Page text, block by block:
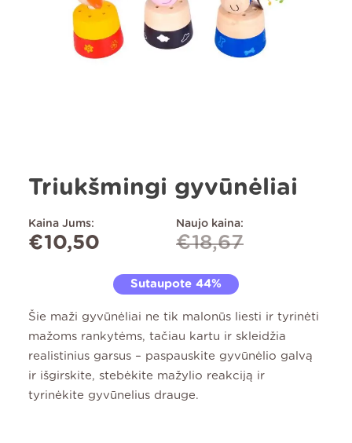
Triukšmingi gyvūnėliai
Kaina Jums:
€10,50
Naujo kaina:
€18,67
Sutaupote 44%
Šie maži gyvūnėliai ne tik malonūs liesti ir tyrinėti
mažoms rankytėms, tačiau kartu ir skleidžia
realistinius garsus – paspauskite gyvūnėlio galvą
ir išgirskite, stebėkite mažylio reakciją ir
tyrinėkite gyvūnelius drauge.